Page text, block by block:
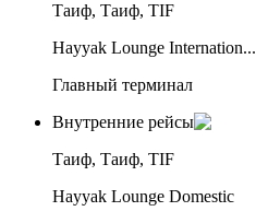
Таиф, Таиф, TIF
Hayyak Lounge Internation...
Главный терминал
Внутренние рейсы
Таиф, Таиф, TIF
Hayyak Lounge Domestic